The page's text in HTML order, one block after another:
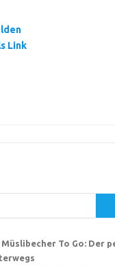
Link
Müslibecher To Go: Der